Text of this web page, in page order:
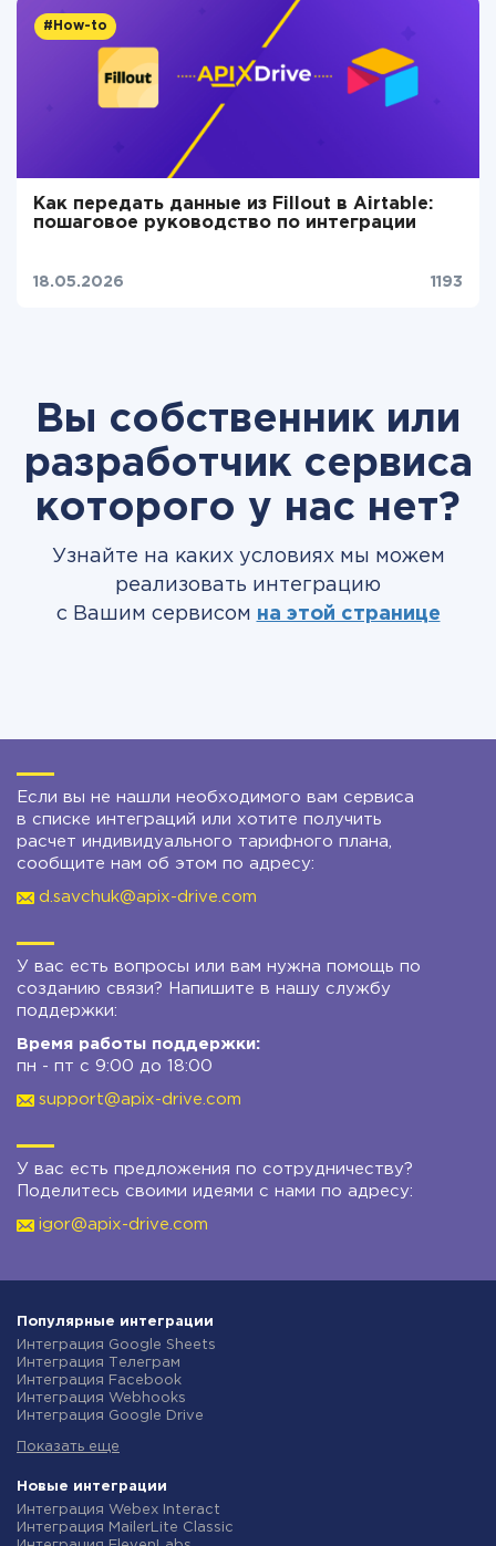
#How-to
Как передать данные из Fillout в Airtable:
пошаговое руководство по интеграции
18.05.2026 1193
Вы собственник или
разработчик сервиса
которого у нас нет?
Узнайте на каких условиях мы можем
реализовать интеграцию
с Вашим сервисом на этой странице
Если вы не нашли необходимого вам сервиса
в списке интеграций или хотите получить
расчет индивидуального тарифного плана,
сообщите нам об этом по адресу:
d.savchuk@apix-drive.com
У вас есть вопросы или вам нужна помощь по
созданию связи? Напишите в нашу службу
поддержки:
Время работы поддержки:
пн - пт с 9:00 до 18:00
support@apix-drive.com
У вас есть предложения по сотрудничеству?
Поделитесь своими идеями с нами по адресу:
igor@apix-drive.com
Популярные интеграции
Интеграция Google Sheets
Интеграция Телеграм
Интеграция Facebook
Интеграция Webhooks
Интеграция Google Drive
Интеграция Gmail
Интеграция Новая Почта
Интеграция Binotel
Интеграция OpenAI (ChatGPT)
Интеграция Prom
Показать еще
Новые интеграции
Интеграция Webex Interact
Интеграция MailerLite Classic